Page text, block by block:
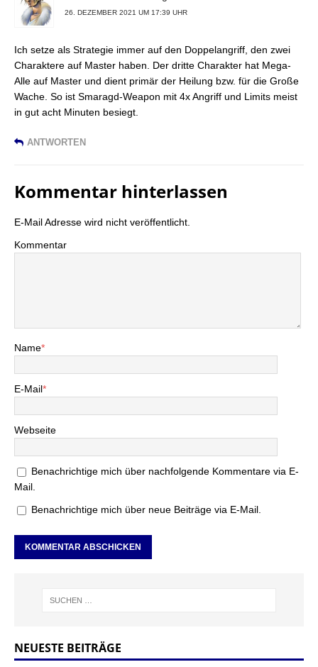
26. DEZEMBER 2021 UM 17:39 UHR
Ich setze als Strategie immer auf den Doppelangriff, den zwei
Charaktere auf Master haben. Der dritte Charakter hat Mega-
Alle auf Master und dient primär der Heilung bzw. für die Große
Wache. So ist Smaragd-Weapon mit 4x Angriff und Limits meist
in gut acht Minuten besiegt.
ANTWORTEN
Kommentar hinterlassen
E-Mail Adresse wird nicht veröffentlicht.
Kommentar
Name*
E-Mail*
Webseite
Benachrichtige mich über nachfolgende Kommentare via E-
Mail.
Benachrichtige mich über neue Beiträge via E-Mail.
NEUESTE BEITRÄGE